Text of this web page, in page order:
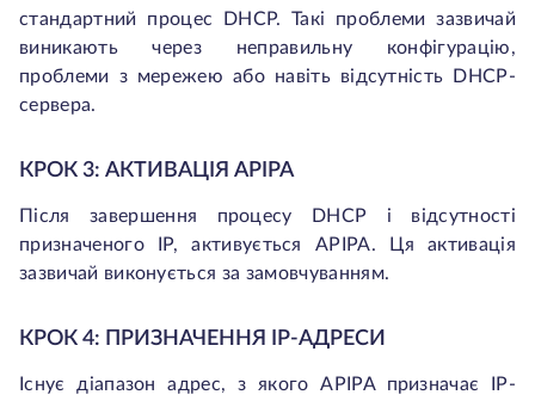
стандартний процес DHCP. Такі проблеми зазвичай
виникають через неправильну конфігурацію,
проблеми з мережею або навіть відсутність DHCP-
сервера.
КРОК 3: АКТИВАЦІЯ APIPA
Після завершення процесу DHCP і відсутності
призначеного IP, активується APIPA. Ця активація
зазвичай виконується за замовчуванням.
КРОК 4: ПРИЗНАЧЕННЯ IP-АДРЕСИ
Існує діапазон адрес, з якого APIPA призначає IP-